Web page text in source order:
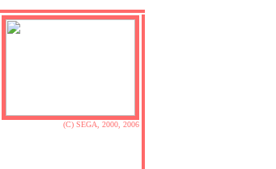
(C) SEGA, 2000, 2006